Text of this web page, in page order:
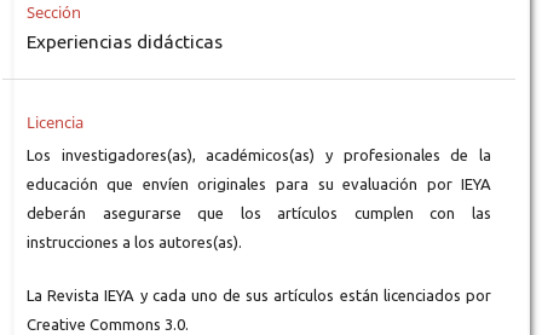
Sección
Experiencias didácticas
Licencia
Los investigadores(as), académicos(as) y profesionales de la
educación que envíen originales para su evaluación por IEYA
deberán asegurarse que los artículos cumplen con las
instrucciones a los autores(as).
La Revista IEYA y cada uno de sus artículos están licenciados por
Creative Commons 3.0.